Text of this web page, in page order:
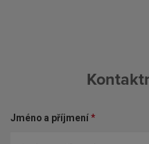
Jméno a příjmení*